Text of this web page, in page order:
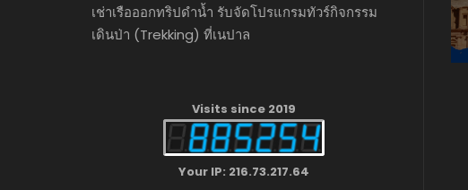
เช่าเรือออกทริปดำน้ำ รับจัดโปรแกรมทัวร์กิจกรรม
เดินป่า (Trekking) ที่เนปาล
Visits since 2019
Your IP: 216.73.217.64